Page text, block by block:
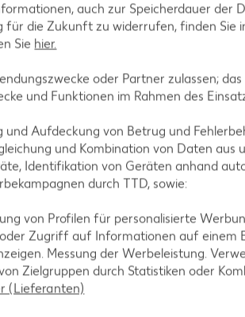
4.99)
K-BLUE BAY
Thunfisch-Steak
je 140-g-Packg.
(1 kg = 24.93)
3.49*
auch zur Speicherdauer der
für die Zukunft zu widerrufen, finden Sie
Sie hier.
oder Partner zulassen;
und Funktionen im Rahmen des
Aufdeckung von Betrug und
und Kombination von Daten aus
Identifikation von Geräten anhand
durch TTD, sowie:
von Profilen für personalisierte
Zugriff auf Informationen auf einem
Messung der Werbeleistung.
Zielgruppen durch Statistiken oder
(Lieferanten)